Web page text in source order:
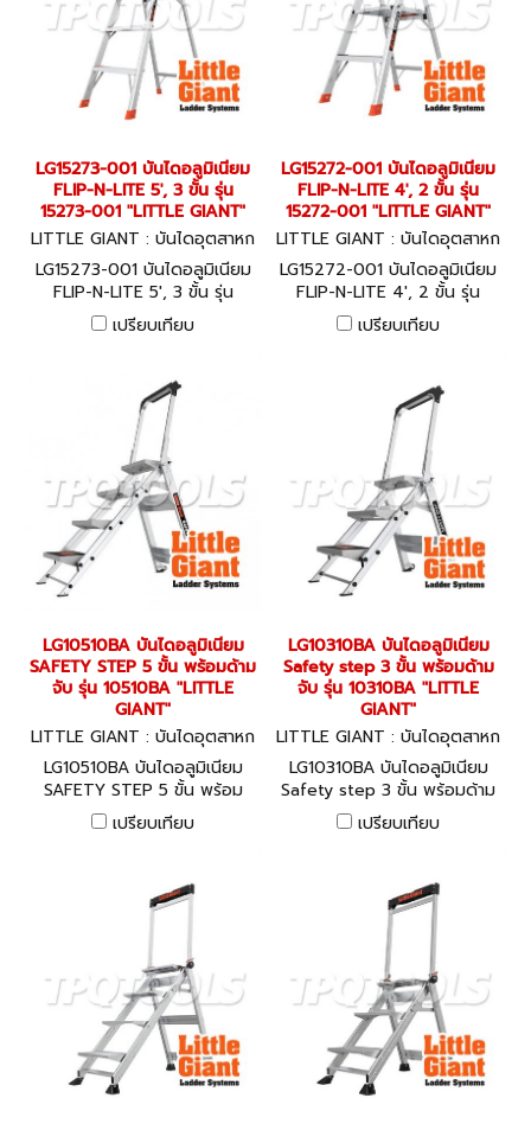
LG15273-001 บันไดอลูมิเนียม
FLIP-N-LITE 5', 3 ขั้น รุ่น
15273-001 "LITTLE GIANT"
LITTLE GIANT : บันไดอุตสาหก
รรม LG15273-001
LG15273-001 บันไดอลูมิเนียม
FLIP-N-LITE 5', 3 ขั้น รุ่น
15273-001 "LITTLE GIANT"
เปรียบเทียบ
LG15272-001 บันไดอลูมิเนียม
FLIP-N-LITE 4', 2 ขั้น รุ่น
15272-001 "LITTLE GIANT"
LITTLE GIANT : บันไดอุตสาหก
รรม LG15272-001
LG15272-001 บันไดอลูมิเนียม
FLIP-N-LITE 4', 2 ขั้น รุ่น
15272-001 "LITTLE GIANT"
เปรียบเทียบ
LG10510BA บันไดอลูมิเนียม
SAFETY STEP 5 ขั้น พร้อมด้าม
จับ รุ่น 10510BA "LITTLE
GIANT"
LITTLE GIANT : บันไดอุตสาหก
รรม LG10510BA
LG10510BA บันไดอลูมิเนียม
SAFETY STEP 5 ขั้น พร้อม
ด้ามจับ รุ่น 10510BA "LITTLE
GIANT"
เปรียบเทียบ
LG10310BA บันไดอลูมิเนียม
Safety step 3 ขั้น พร้อมด้าม
จับ รุ่น 10310BA "LITTLE
GIANT"
LITTLE GIANT : บันไดอุตสาหก
รรม LG10310BA
LG10310BA บันไดอลูมิเนียม
Safety step 3 ขั้น พร้อมด้าม
จับ รุ่น 10310BA "LITTLE
GIANT"
เปรียบเทียบ